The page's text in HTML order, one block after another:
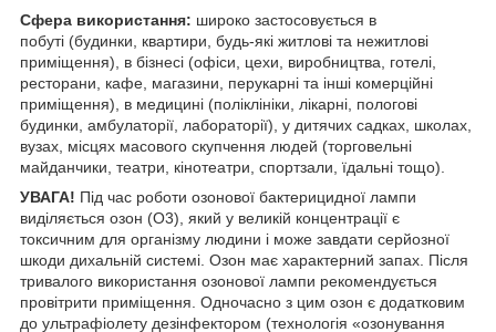
Сфера використання: широко застосовується в
побуті (будинки, квартири, будь-які житлові та нежитлові
приміщення), в бізнесі (офіси, цехи, виробництва, готелі,
ресторани, кафе, магазини, перукарні та інші комерційні
приміщення), в медицині (поліклініки, лікарні, пологові
будинки, амбулаторії, лабораторії), у дитячих садках, школах,
вузах, місцях масового скупчення людей (торговельні
майданчики, театри, кінотеатри, спортзали, їдальні тощо).
УВАГА! Під час роботи озонової бактерицидної лампи
виділяється озон (O3), який у великій концентрації є
токсичним для організму людини і може завдати серйозної
шкоди дихальній системі. Озон має характерний запах. Після
тривалого використання озонової лампи рекомендується
провітрити приміщення. Одночасно з цим озон є додатковим
до ультрафіолету дезінфектором (технологія «озонування